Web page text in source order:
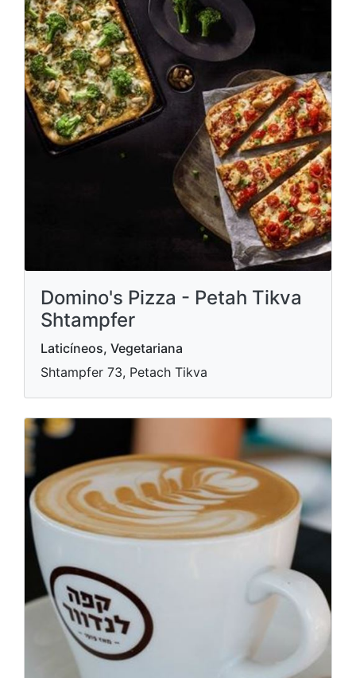
Domino's Pizza - Petah Tikva
Shtampfer
Laticíneos, Vegetariana
Shtampfer 73, Petach Tikva